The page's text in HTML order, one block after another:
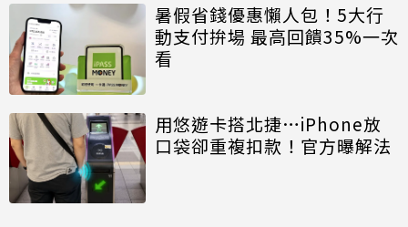
暑假省錢優惠懶人包！5大行
動支付拚場 最高回饋35%一次
看
用悠遊卡搭北捷…iPhone放
口袋卻重複扣款！官方曝解法